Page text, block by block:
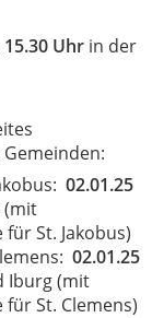
Uhrin der
02.01.25
(mit
St. Jakobus)
02.01.25
Iburg (mit
St. Clemens)